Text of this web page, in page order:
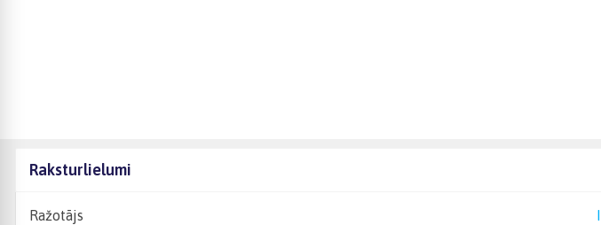
Raksturlielumi
Ražotājs